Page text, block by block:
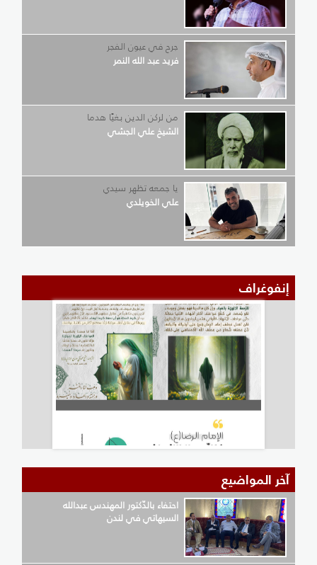
جرح في عيون الفجر
فريد عبد الله النمر
من لركن الدين بغيًا هدما
الشيخ علي الجشي
يا جمعه تظهر سيدي
علي الخويلدي
إنفوغراف
آخر المواضيع
احتفاء بالدّكتور المهندس عبدالله
السيهاتي في لندن